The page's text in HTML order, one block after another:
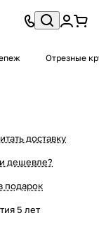
Отрезные
доставку
дешевле?
подарок
5 лет